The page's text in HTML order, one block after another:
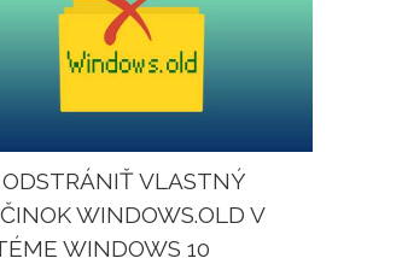
VLASTNÝ
WINDOWS.OLD V
WINDOWS 10